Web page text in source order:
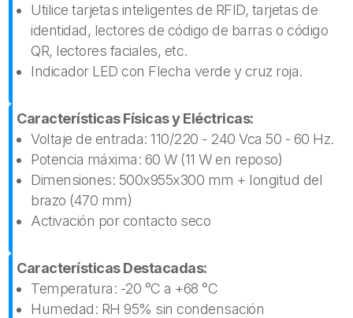
Utilice tarjetas inteligentes de RFID, tarjetas de
identidad, lectores de código de barras o código
QR, lectores faciales, etc.
Indicador LED con Flecha verde y cruz roja.
Características Físicas y Eléctricas:
Voltaje de entrada: 110/220 - 240 Vca 50 - 60 Hz.
Potencia máxima: 60 W (11 W en reposo)
Dimensiones: 500x955x300 mm + longitud del
brazo (470 mm)
Activación por contacto seco
Características Destacadas:
Temperatura: -20 °C a +68 °C
Humedad: RH 95% sin condensación